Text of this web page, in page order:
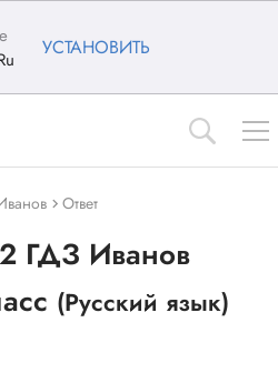
УСТАНОВИТЬ
Ответ
ГДЗ Иванов
(Русский язык)